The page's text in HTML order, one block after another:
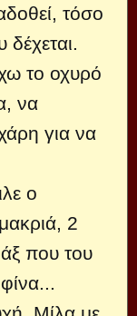
τόσο
δέχεται.
το οχυρό
να
για να
ο
2
που του